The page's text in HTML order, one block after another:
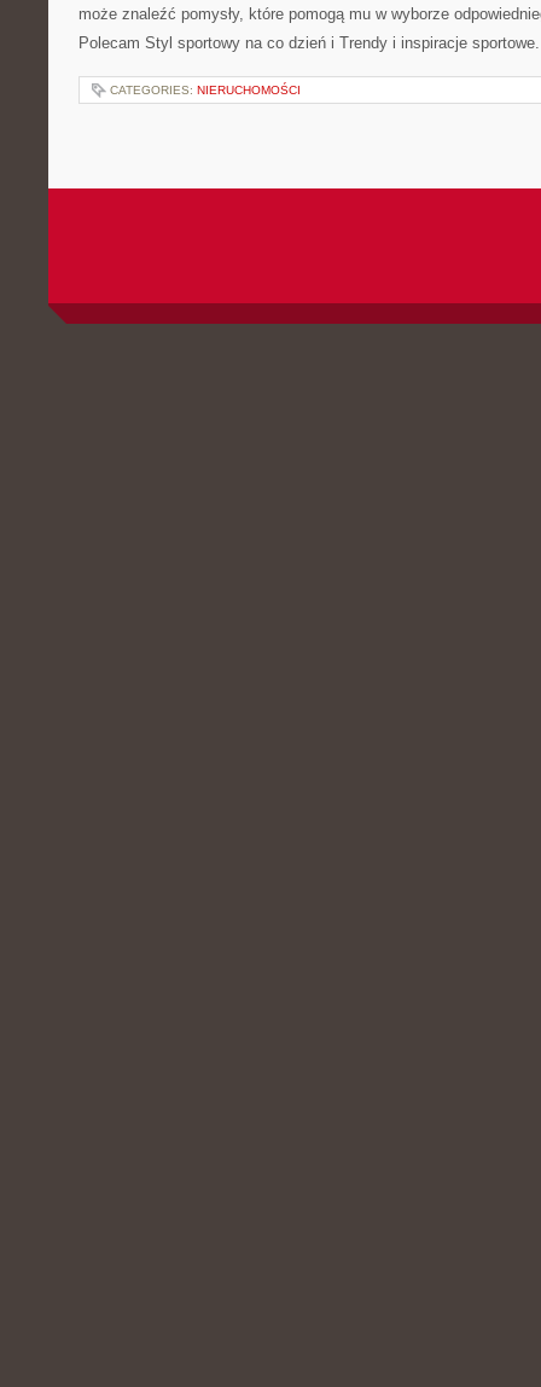
może znaleźć pomysły, które pomogą mu w wyborze
Polecam Styl sportowy na co dzień i Trendy i inspiracje
CATEGORIES: NIERUCHOMOŚCI